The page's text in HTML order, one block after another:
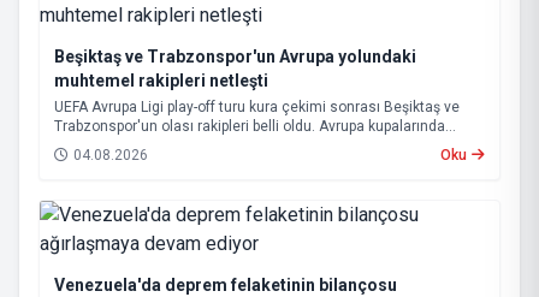
Beşiktaş ve Trabzonspor'un Avrupa yolundaki
muhtemel rakipleri netleşti
UEFA Avrupa Ligi play-off turu kura çekimi sonrası Beşiktaş ve
Trabzonspor'un olası rakipleri belli oldu. Avrupa kupalarında
yoluna devam eden Beşiktaş ve Trabzonspor, grup aşamasına
kalabilmek için kritik eşleşmelerle karşı karşıya gelecek.
04.08.2026 Oku
Venezuela'da deprem felaketinin bilançosu